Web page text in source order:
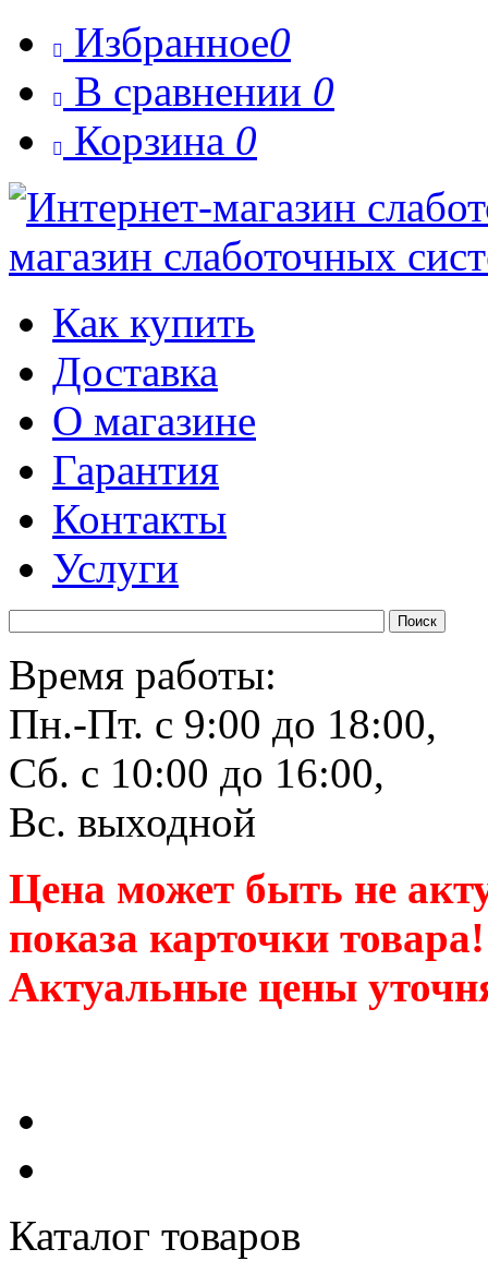
 Избранное0
 В сравнении 0
 Корзина 0
магазин слаботочных
Как купить
Доставка
О магазине
Гарантия
Контакты
Услуги
Время работы:
Пн.-Пт. с 9:00 до 18:00,
Сб. с 10:00 до 16:00,
Вс. выходной
Цена может быть не
показа карточки товара!
Актуальные цены
Каталог товаров